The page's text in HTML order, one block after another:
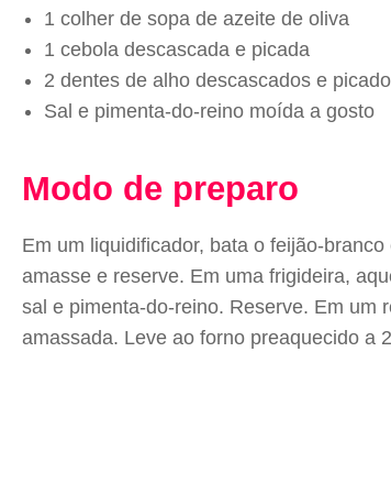
1 colher de sopa de azeite de oliva
1 cebola descascada e picada
2 dentes de alho descascados e
Sal e pimenta-do-reino moída a gosto
Modo de preparo
Em um liquidificador, bata o feijão-
amasse e reserve. Em uma frigideira,
sal e pimenta-do-reino. Reserve. Em um
amassada. Leve ao forno preaquecido a